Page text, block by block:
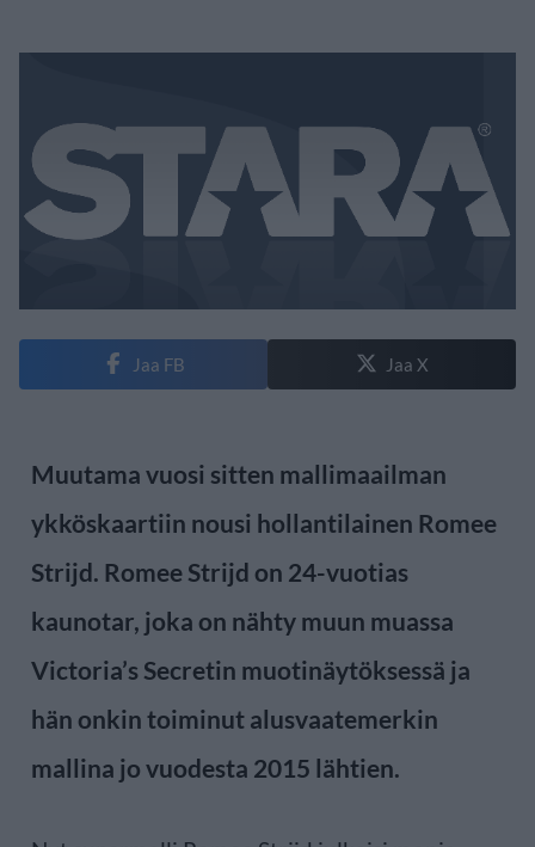
Jaa FB Jaa X
Muutama vuosi sitten mallimaailman
ykköskaartiin nousi hollantilainen Romee
Strijd. Romee Strijd on 24-vuotias
kaunotar, joka on nähty muun muassa
Victoria’s Secretin muotinäytöksessä ja
hän onkin toiminut alusvaatemerkin
mallina jo vuodesta 2015 lähtien.